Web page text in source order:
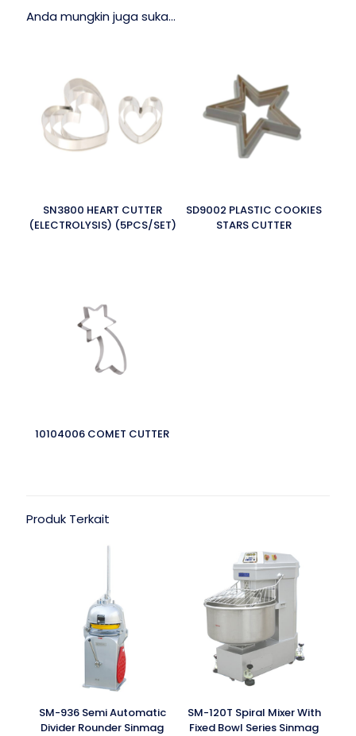
Anda mungkin juga suka…
SN3800 HEART CUTTER
(ELECTROLYSIS) (5PCS/SET)
SD9002 PLASTIC COOKIES
STARS CUTTER
10104006 COMET CUTTER
Produk Terkait
SM-936 Semi Automatic
Divider Rounder Sinmag
SM-120T Spiral Mixer With
Fixed Bowl Series Sinmag